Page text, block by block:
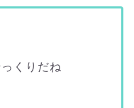
くりだね